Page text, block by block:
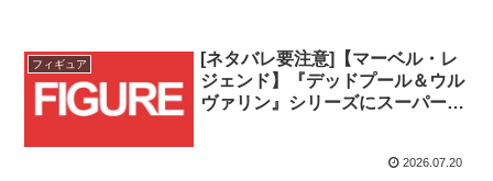
フィギュア
[ネタバレ要注意]【マーベル・レ
ジェンド】『デッドプール＆ウル
ヴァリン』シリーズにスーパーカ
2026.07.20